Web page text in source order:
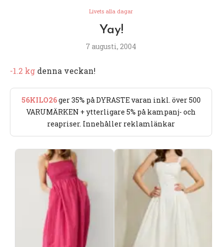
Livets alla dagar
Yay!
7 augusti, 2004
-1.2 kg denna veckan!
56KILO26ger 35% på DYRASTE varan inkl. över 500
VARUMÄRKEN + ytterligare 5% på kampanj- och
reapriser. Innehåller reklamlänkar